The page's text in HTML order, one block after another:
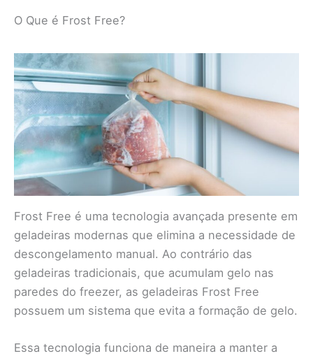
O Que é Frost Free?
Frost Free é uma tecnologia avançada presente em
geladeiras modernas que elimina a necessidade de
descongelamento manual. Ao contrário das
geladeiras tradicionais, que acumulam gelo nas
paredes do freezer, as geladeiras Frost Free
possuem um sistema que evita a formação de gelo.
Essa tecnologia funciona de maneira a manter a